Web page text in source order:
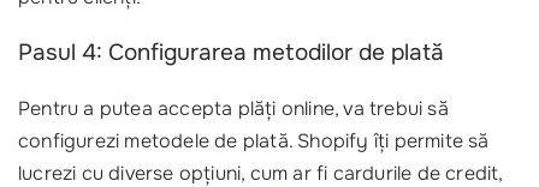
Pasul 4: Configurarea metodilor de plată
Pentru a putea accepta plăți online, va trebui să
configurezi metodele de plată. Shopify îți permite să
lucrezi cu diverse opțiuni, cum ar fi cardurile de credit,